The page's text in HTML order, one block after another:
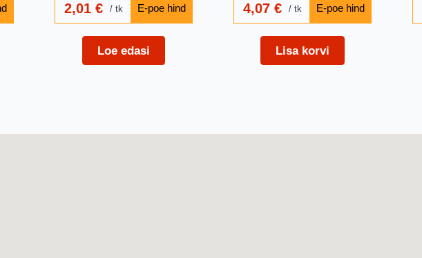
2,01€ tk
Loe edasi
4,07€ tk
Lisa korvi